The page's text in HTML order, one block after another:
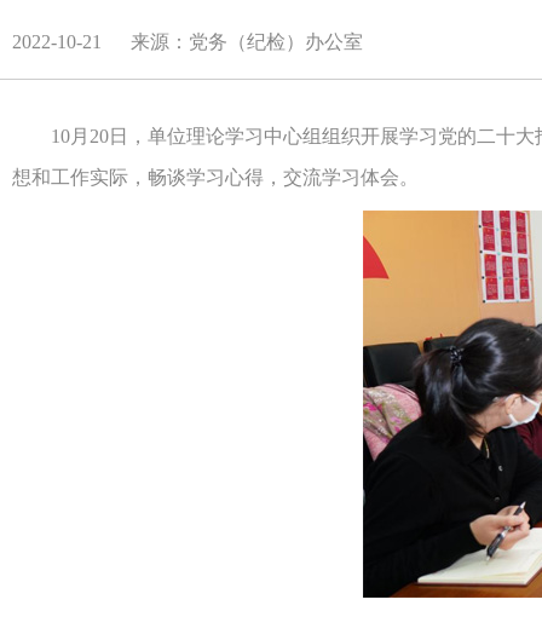
2022-10-21 来源：党务（纪检）办公室
10月20日，单位理论学习中心组组织开展学习党的二十大
想和工作实际，畅谈学习心得，交流学习体会。